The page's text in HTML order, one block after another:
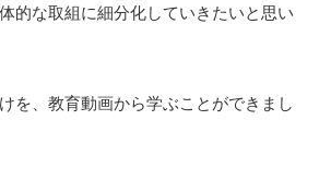
的な取組に細分化していきたいと思い
を、教育動画から学ぶことができまし